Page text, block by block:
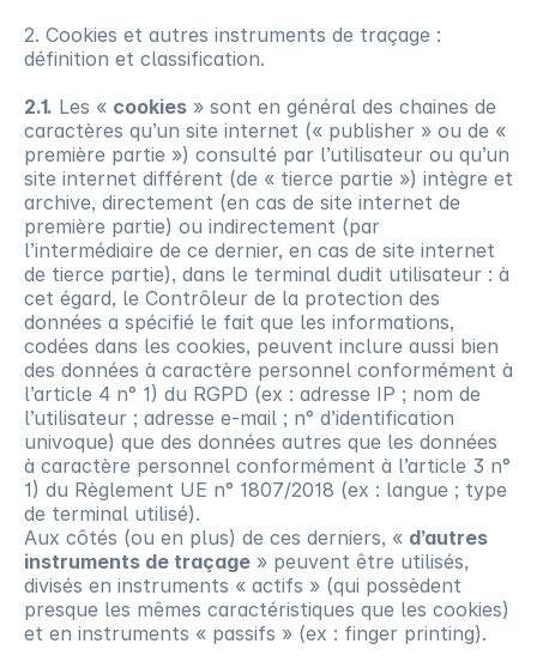
2. Cookies et autres instruments de traçage :
définition et classification.
2.1. Les « cookies » sont en général des chaines de
caractères qu’un site internet (« publisher » ou de «
première partie ») consulté par l’utilisateur ou qu’un
site internet différent (de « tierce partie ») intègre et
archive, directement (en cas de site internet de
première partie) ou indirectement (par
l’intermédiaire de ce dernier, en cas de site internet
de tierce partie), dans le terminal dudit utilisateur : à
cet égard, le Contrôleur de la protection des
données a spécifié le fait que les informations,
codées dans les cookies, peuvent inclure aussi bien
des données à caractère personnel conformément à
l’article 4 n° 1) du RGPD (ex : adresse IP ; nom de
l’utilisateur ; adresse e-mail ; n° d’identification
univoque) que des données autres que les données
à caractère personnel conformément à l’article 3 n°
1) du Règlement UE n° 1807/2018 (ex : langue ; type
de terminal utilisé).
Aux côtés (ou en plus) de ces derniers, « d’autres
instruments de traçage » peuvent être utilisés,
divisés en instruments « actifs » (qui possèdent
presque les mêmes caractéristiques que les cookies)
et en instruments « passifs » (ex : finger printing).